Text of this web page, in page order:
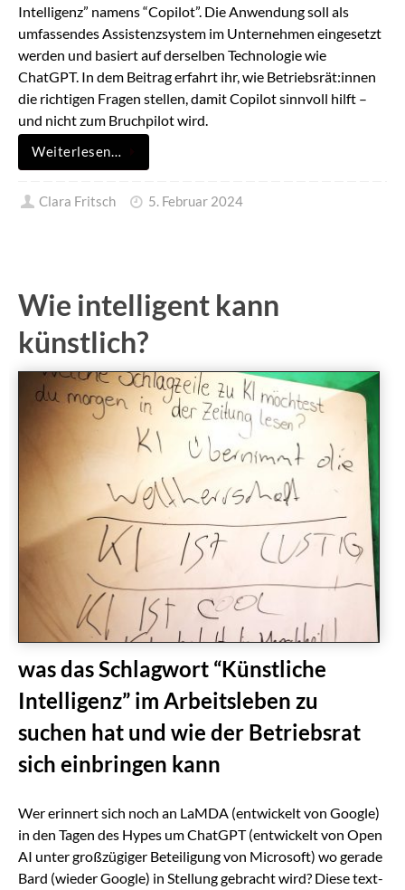
Intelligenz” namens “Copilot”. Die Anwendung soll als
umfassendes Assistenzsystem im Unternehmen eingesetzt
werden und basiert auf derselben Technologie wie
ChatGPT. In dem Beitrag erfahrt ihr, wie Betriebsrät:innen
die richtigen Fragen stellen, damit Copilot sinnvoll hilft –
und nicht zum Bruchpilot wird.
Weiterlesen…
Clara Fritsch 5. Februar 2024
Wie intelligent kann
künstlich?
was das Schlagwort “Künstliche
Intelligenz” im Arbeitsleben zu
suchen hat und wie der Betriebsrat
sich einbringen kann
Wer erinnert sich noch an LaMDA (entwickelt von Google)
in den Tagen des Hypes um ChatGPT (entwickelt von Open
AI unter großzügiger Beteiligung von Microsoft) wo gerade
Bard (wieder Google) in Stellung gebracht wird? Diese text-